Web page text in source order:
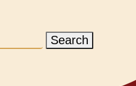
Search